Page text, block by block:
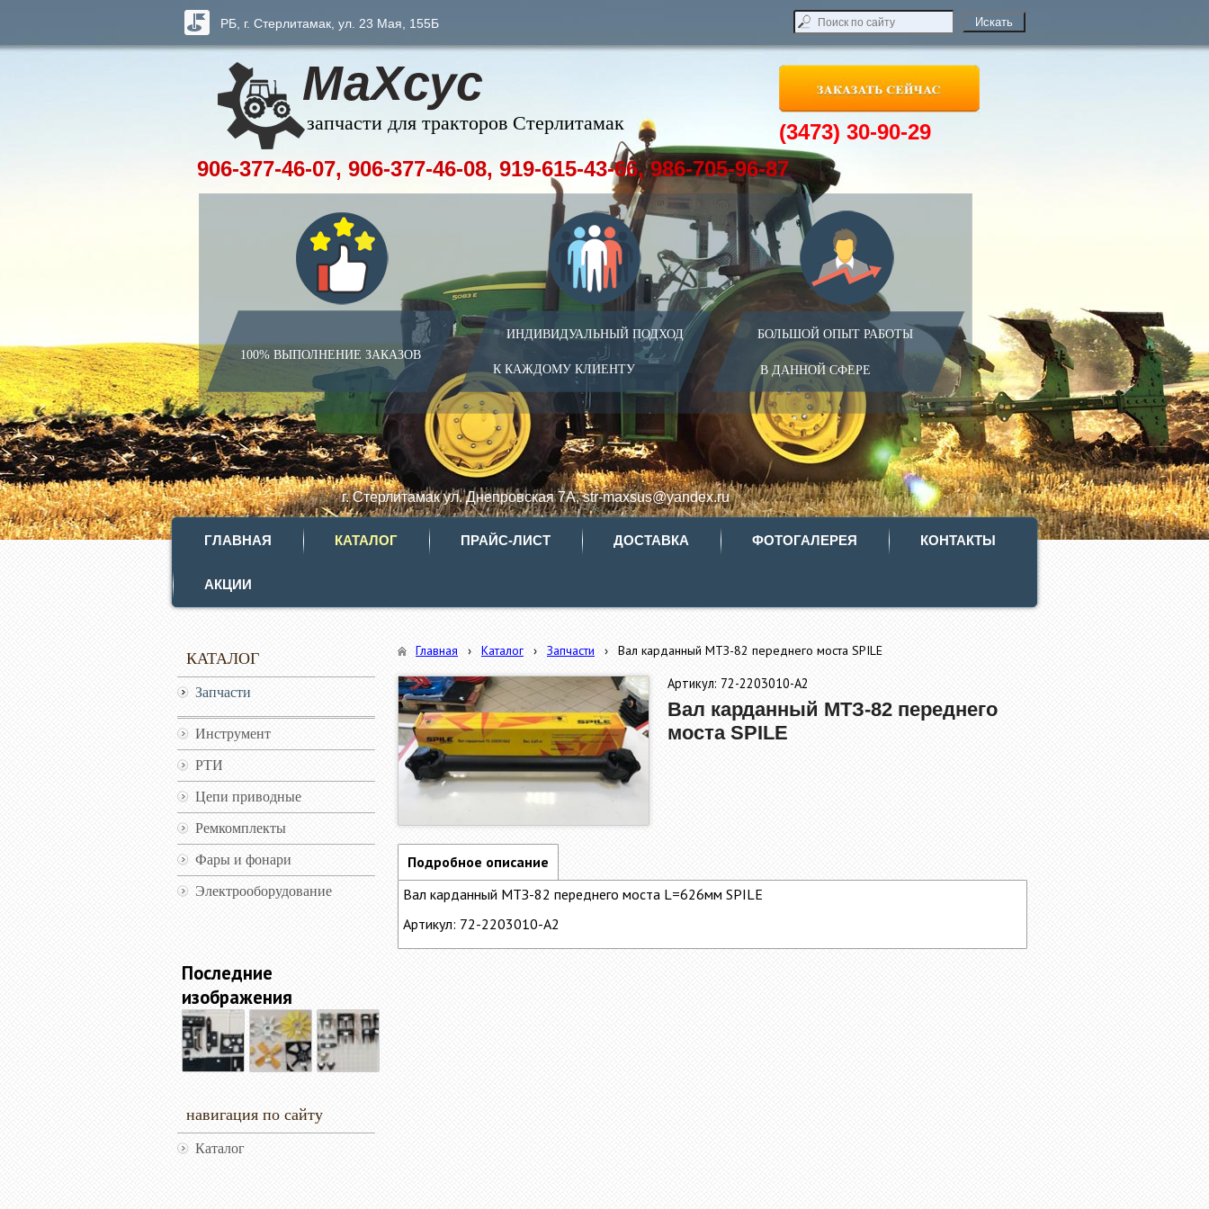
МаХсус
запчасти для тракторов Стерлитамак
100% ВЫПОЛНЕНИЕ ЗАКАЗОВ
ИНДИВИДУАЛЬНЫЙ ПОДХОД
К КАЖДОМУ КЛИЕНТУ
БОЛЬШОЙ ОПЫТ РАБОТЫ
В ДАННОЙ СФЕРЕ
РБ, г. Стерлитамак, ул. 23 Мая, 155Б
г. Стерлитамак ул. Днепровская 7А, str-maxsus@yandex.ru
906-377-46-07, 906-377-46-08, 919-615-43-66, 986-705-96-87
(3473) 30-90-29
ГЛАВНАЯ КАТАЛОГ ПРАЙС-ЛИСТ ДОСТАВКА ФОТОГАЛЕРЕЯ КОНТАКТЫ
АКЦИИ
КАТАЛОГ
Запчасти
Инструмент
РТИ
Цепи приводные
Ремкомплекты
Фары и фонари
Электрооборудование
Последние
изображения
навигация по сайту
Каталог
Главная › Каталог › Запчасти › Вал карданный МТЗ-82 переднего моста SPILE
Артикул: 72-2203010-А2
Вал карданный МТЗ-82 переднего
моста SPILE
Подробное описание
Вал карданный МТЗ-82 переднего моста L=626мм SPILE
Артикул: 72-2203010-А2